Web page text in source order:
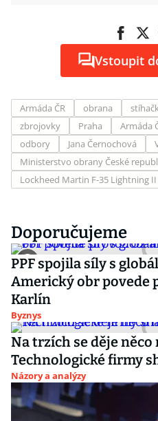
Vstoupit
Armáda ČR obrana
zbrojovky
Praha Armáda
odbory
Jana Černochová
Ministerstvo obrany České
Lockheed Martin F-35 Lightning II
Doporučujeme
PPF spojila síly s
Americký obr povede
Karlín
Byznys
Na trzích se děje
Technologické firmy
Názory a analýzy